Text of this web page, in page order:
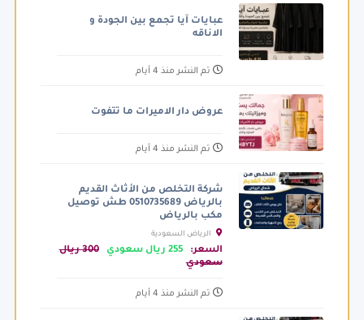
عبايات آيا تجمع بين الجودة و
الاناقه
تم النشر منذ 4 أيام
عروض دار الاميرات ما تتفوت
تم النشر منذ 4 أيام
شركة التخلص من الأثاث القديم
بالرياض 0510735689 طش توصيل
مكب بالرياض
السعر: 255 ريال سعودي
300 ريال
سعودي
تم النشر منذ 4 أيام